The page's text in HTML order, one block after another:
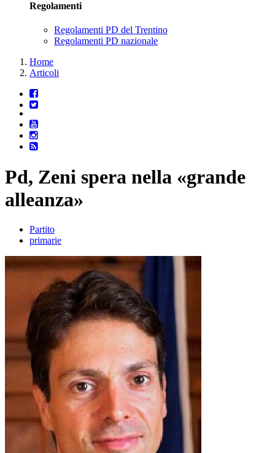
Regolamenti
Regolamenti PD del Trentino
Regolamenti PD nazionale
Home
Articoli
Pd, Zeni spera nella «grande
alleanza»
Partito
primarie